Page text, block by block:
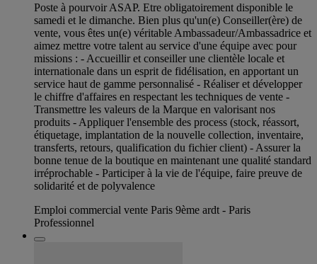
Poste à pourvoir ASAP. Etre obligatoirement disponible le
samedi et le dimanche. Bien plus qu'un(e) Conseiller(ère) de
vente, vous êtes un(e) véritable Ambassadeur/Ambassadrice et
aimez mettre votre talent au service d'une équipe avec pour
missions : - Accueillir et conseiller une clientèle locale et
internationale dans un esprit de fidélisation, en apportant un
service haut de gamme personnalisé - Réaliser et développer
le chiffre d'affaires en respectant les techniques de vente -
Transmettre les valeurs de la Marque en valorisant nos
produits - Appliquer l'ensemble des process (stock, réassort,
étiquetage, implantation de la nouvelle collection, inventaire,
transferts, retours, qualification du fichier client) - Assurer la
bonne tenue de la boutique en maintenant une qualité standard
irréprochable - Participer à la vie de l'équipe, faire preuve de
solidarité et de polyvalence
Emploi commercial vente Paris 9ème ardt - Paris
Professionnel